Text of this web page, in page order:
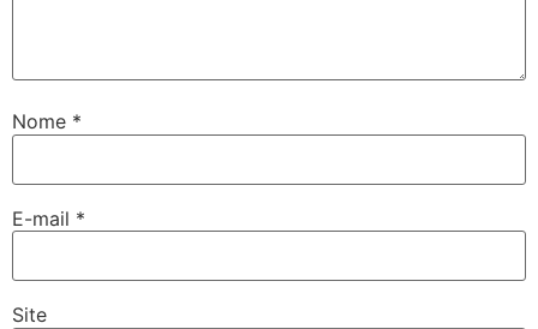
Nome *
E-mail *
Site